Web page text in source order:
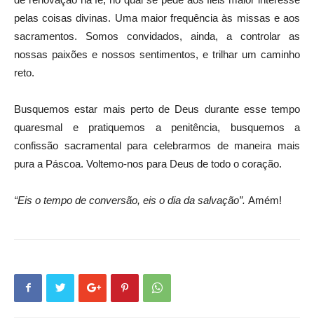
pelas coisas divinas. Uma maior frequência às missas e aos
sacramentos. Somos convidados, ainda, a controlar as
nossas paixões e nossos sentimentos, e trilhar um caminho
reto.
Busquemos estar mais perto de Deus durante esse tempo
quaresmal e pratiquemos a penitência, busquemos a
confissão sacramental para celebrarmos de maneira mais
pura a Páscoa. Voltemo-nos para Deus de todo o coração.
“Eis o tempo de conversão, eis o dia da salvação”. Amém!